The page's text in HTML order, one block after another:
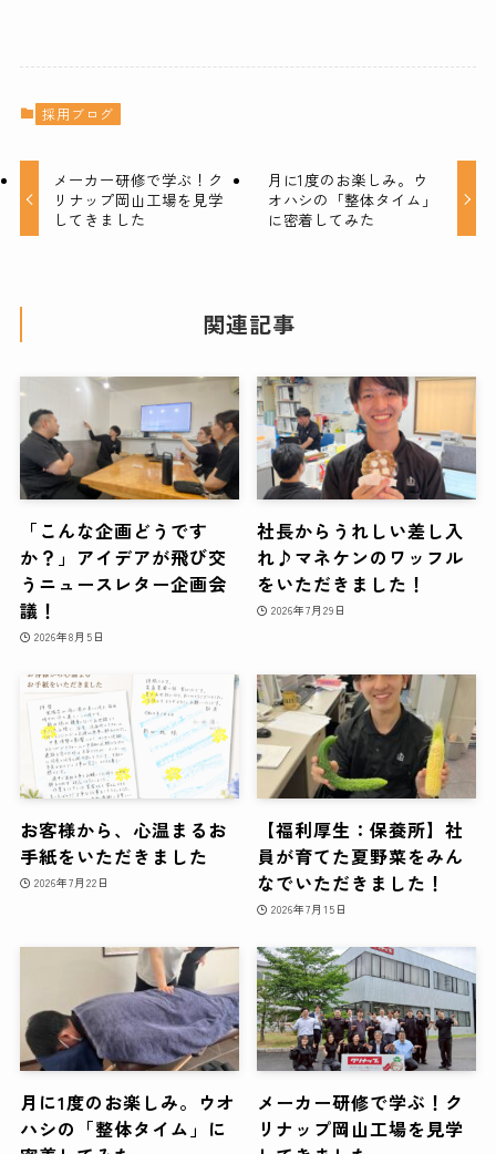
採用ブログ
メーカー研修で学ぶ！ク
リナップ岡山工場を見学
してきました
月に1度のお楽しみ。ウ
オハシの「整体タイム」
に密着してみた
関連記事
「こんな企画どうです
か？」アイデアが飛び交
うニュースレター企画会
議！
2026年8月5日
社長からうれしい差し入
れ♪マネケンのワッフル
をいただきました！
2026年7月29日
お客様から、心温まるお
手紙をいただきました
2026年7月22日
【福利厚生：保養所】社
員が育てた夏野菜をみん
なでいただきました！
2026年7月15日
月に1度のお楽しみ。ウオ
ハシの「整体タイム」に
メーカー研修で学ぶ！ク
リナップ岡山工場を見学